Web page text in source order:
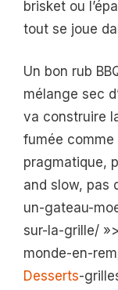
brisket ou
tout se joue
Un bon rub
mélange sec
va construire
fumée comme
pragmatique,
and slow, pas
un-gateau-
sur-la-grille/
monde-en-
Desserts-